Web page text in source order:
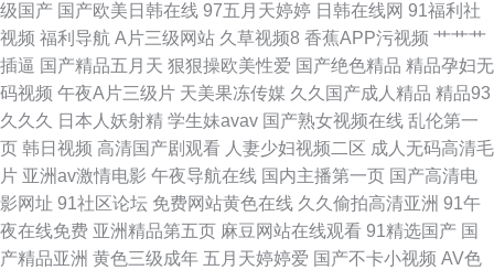
国产欧美丝袜 親子の近親相姦交尾 在线视频 国产精品一级婬片免费 日本草
逼 中文字幕精 国产绿衣小君免费视频 青柠影院免费观看 银杏视频推广下载
入口 国产精品97 欧美性一区 亚洲无码东方AV 豆花国产 欧美va亚洲v 亚洲二
区在线观看 超污网站 女人体图片 2012年中文字幕在线电影中字 国偷自产一
区二区 日韩亚洲欧美在线观看 91成人免费观看 国产又粗又爽视频 色色在线
级国产 国产欧美日韩在线 97五月天婷婷 日韩在线网 91福利社
视频 福利导航 A片三级网站 久草视频8 香蕉APP污视频 艹艹艹
插逼 国产精品五月天 狠狠操欧美性爱 国产绝色精品 精品孕妇无
码视频 午夜A片三级片 天美果冻传媒 久久国产成人精品 精品93
久久久
日本人妖射精 学生妹avav 国产熟女视频在线 乱伦第一
页 韩日视频 高清国产剧观看 人妻少妇视频二区 成人无码高清毛
片 亚洲av激情电影 午夜导航在线 国内主播第一页 国产高清电
影网址 91社区论坛 免费网站黄色在线 久久偷拍高清亚洲 91午
夜在线免费 亚洲精品第五页 麻豆网站在线观看 91精选国产 国
产精品亚洲 黄色三级成年 五月天婷婷爱 国产不卡小视频 AV色